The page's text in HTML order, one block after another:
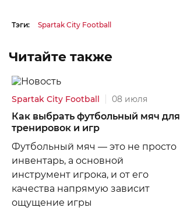
Тэги: Spartak City Football
Читайте также
Spartak City Football 08 июля
Как выбрать футбольный мяч для
тренировок и игр
Футбольный мяч — это не просто
инвентарь, а основной
инструмент игрока, и от его
качества напрямую зависит
ощущение игры